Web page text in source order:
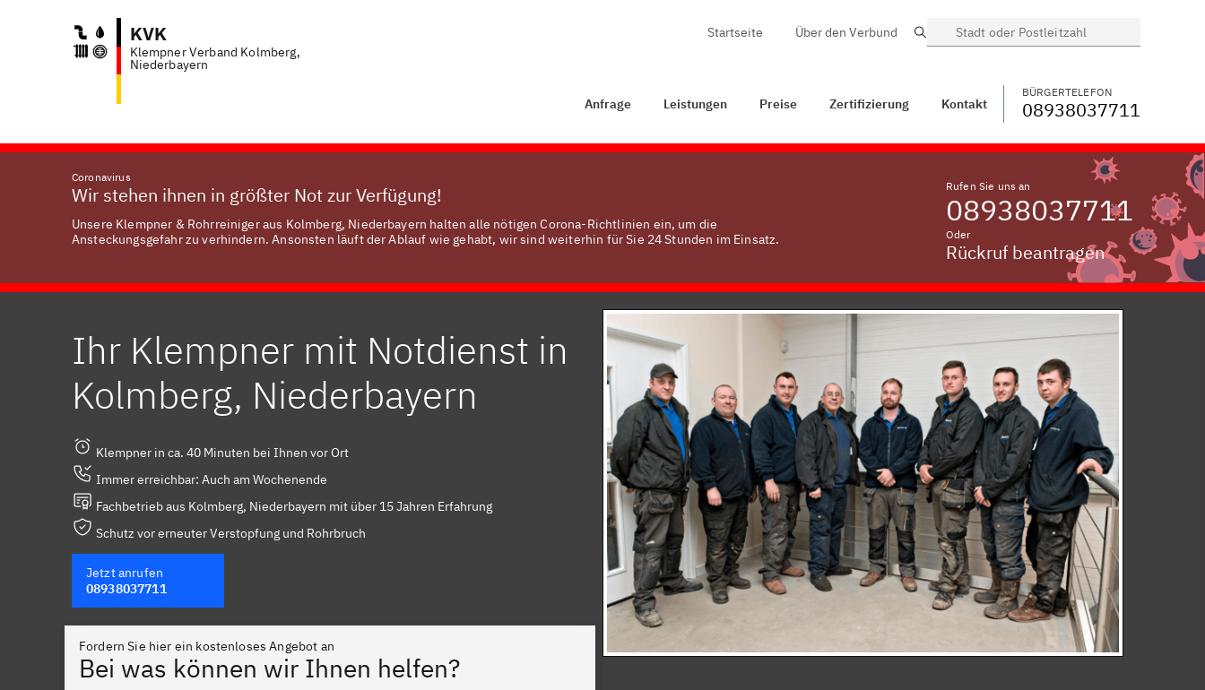
KVK
Klempner Verband Kolmberg,
Niederbayern
BÜRGERTELEFON WECHSELN
Startseite Über den Verbund Suche
Anfrage Leistungen Preise Zertifizierung Kontakt
BÜRGERTELEFON
08938037711
Coronavirus
Wir stehen ihnen in größter Not zur Verfügung!
Unsere Klempner & Rohrreiniger aus Kolmberg, Niederbayern halten alle nötigen Corona-Richtlinien ein, um die
Ansteckungsgefahr zu verhindern. Ansonsten läuft der Ablauf wie gehabt, wir sind weiterhin für Sie 24 Stunden im Einsatz.
Rufen Sie uns an
08938037711
Oder
Rückruf beantragen
Ihr Klempner mit Notdienst in
Kolmberg, Niederbayern
Klempner in ca. 40 Minuten bei Ihnen vor Ort
Immer erreichbar: Auch am Wochenende
Fachbetrieb aus Kolmberg, Niederbayern mit über 15 Jahren Erfahrung
Schutz vor erneuter Verstopfung und Rohrbruch
Jetzt anrufen
08938037711
Fordern Sie hier ein kostenloses Angebot an
Bei was können wir Ihnen helfen?